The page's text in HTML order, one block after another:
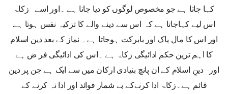
کہا جاتا ہے جو مخصوص لوگوں کو دیا جاتا ہے ۔اور اسے زکاۃ
اس لیے کہاجاتا ہے کہ اس سے دینے والے کا تزکیہ نفس ہوتا ہے
اور اس کا مال پاک اور بابرکت ہوجاتا ہے۔ نماز کے بعد دین اسلام
کا اہم ترین حکم ادائیگی زکاۃ ہے ۔اس کی ادائیگی فر ض ہے
اور دینِ اسلام کے ان پانچ بنیادی ارکان میں سے ایک ہے جن پر دین
قائم ہے۔زکاۃ ادا کرنےکے بے شمار فوائد اور ادا نہ کرنے کے